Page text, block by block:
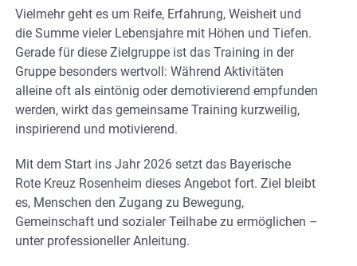
Vielmehr geht es um Reife, Erfahrung, Weisheit und
die Summe vieler Lebensjahre mit Höhen und Tiefen.
Gerade für diese Zielgruppe ist das Training in der
Gruppe besonders wertvoll: Während Aktivitäten
alleine oft als eintönig oder demotivierend empfunden
werden, wirkt das gemeinsame Training kurzweilig,
inspirierend und motivierend.
Mit dem Start ins Jahr 2026 setzt das Bayerische
Rote Kreuz Rosenheim dieses Angebot fort. Ziel bleibt
es, Menschen den Zugang zu Bewegung,
Gemeinschaft und sozialer Teilhabe zu ermöglichen –
unter professioneller Anleitung.